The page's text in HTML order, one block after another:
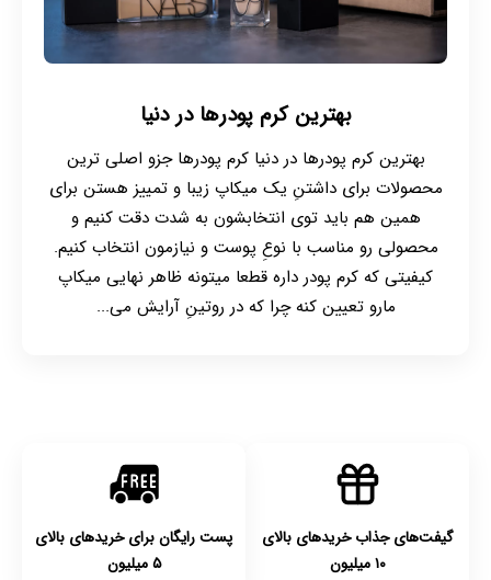
بهترین کرم پودرها در دنیا
بهترین کرم پودرها در دنیا کرم پودرها جزو اصلی ترین
محصولات برای داشتنِ یک میکاپ زیبا و تمییز هستن برای
همین هم باید توی انتخابشون به شدت دقت کنیم و
محصولی رو مناسب با نوعِ پوست و نیازمون انتخاب کنیم.
کیفیتی که کرم پودر داره قطعا میتونه ظاهر نهایی میکاپ
مارو تعیین کنه چرا که در روتینِ آرایش می...
گیفت‌های جذاب خریدهای بالای
۱۰ میلیون
پست رایگان برای خریدهای بالای
۵ میلیون